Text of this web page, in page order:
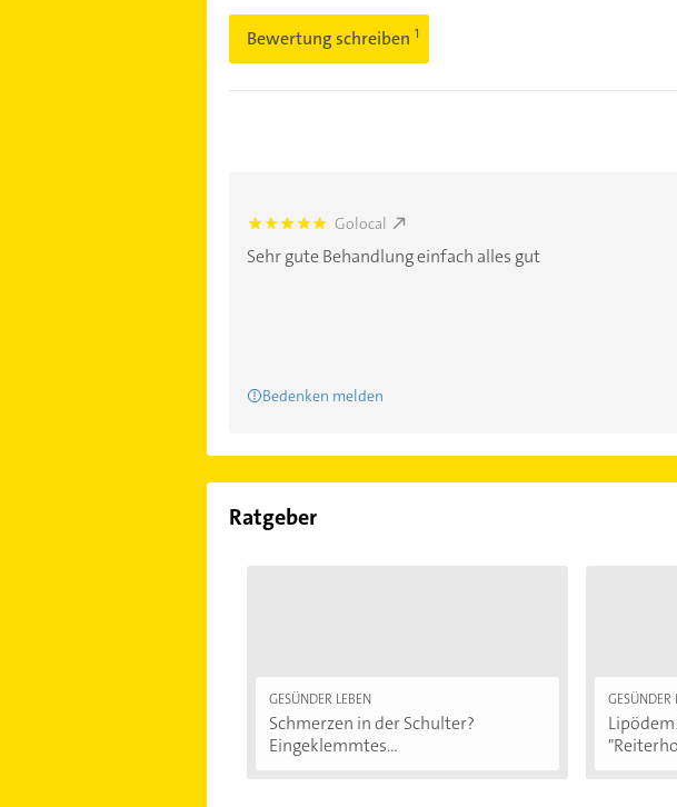
Bewertung schreiben
5.0 Golocal
Sehr gute Behandlung einfach alles gut
Bedenken melden
Ratgeber
GESÜNDER LEBEN
Schmerzen in der Schulter?
Eingeklemmtes...
GESÜNDER